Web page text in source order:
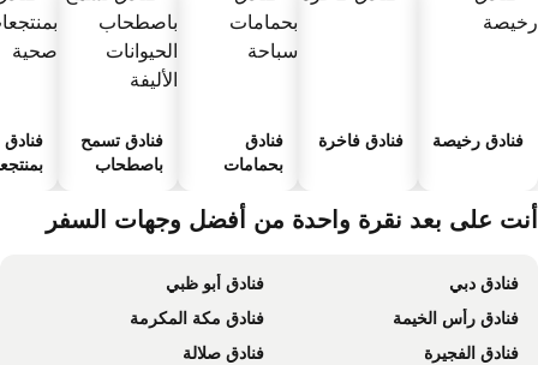
فنادق رخيصة فنادق فاخرة
فنادق
بحمامات
فنادق تسمح
باصطحاب
الأليفة
فنادق
على بعد نقرة واحدة من أفضل وجهات السفر
فنادق دبي
فنادق أبو ظبي
فنادق رأس الخيمة
فنادق مكة المكرمة
فنادق الفجيرة
فنادق صلالة